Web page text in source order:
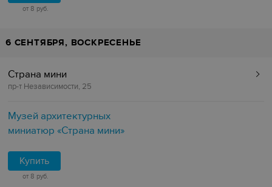
от 8 руб.
6 СЕНТЯБРЯ, ВОСКРЕСЕНЬЕ
Страна мини
пр-т Независимости, 25
Музей архитектурных
миниатюр «Страна мини»
Купить
от 8 руб.